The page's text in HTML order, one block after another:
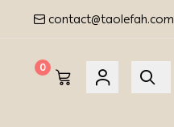
contact@taolefah.com
0